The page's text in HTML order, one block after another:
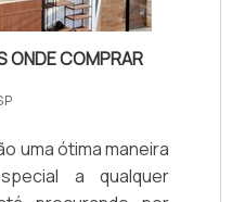
ONDE COMPRAR
uma ótima maneira
a qualquer